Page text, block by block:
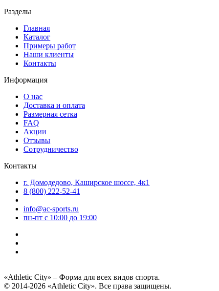
Разделы
Главная
Каталог
Примеры работ
Наши клиенты
Контакты
Информация
О нас
Доставка и оплата
Размерная сетка
FAQ
Акции
Отзывы
Сотрудничество
Контакты
г. Домодедово, Каширское шоссе, 4к1
8 (800) 222-52-41
info@ac-sports.ru
пн-пт c 10:00 до 19:00
«Athletic City» – Форма для всех видов спорта.
© 2014-2026 «Athletic City». Все права защищены.